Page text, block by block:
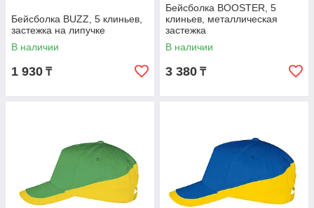
Бейсболка BUZZ, 5 клиньев,
застежка на липучке
В наличии
1 930 ₸
Бейсболка BOOSTER, 5
клиньев, металлическая
застежка
В наличии
3 380 ₸